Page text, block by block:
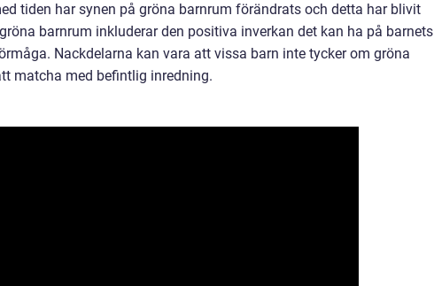
tiden har synen på gröna barnrum förändrats och detta har blivit
barnrum inkluderar den positiva inverkan det kan ha på barnets
Nackdelarna kan vara att vissa barn inte tycker om gröna
matcha med befintlig inredning.